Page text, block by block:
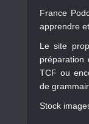
France
apprendre
Le site
préparation
TCF ou
de
Stock